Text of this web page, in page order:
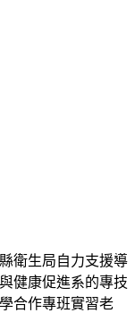
衛生局自力支援導
健康促進系的專技
合作專班實習老